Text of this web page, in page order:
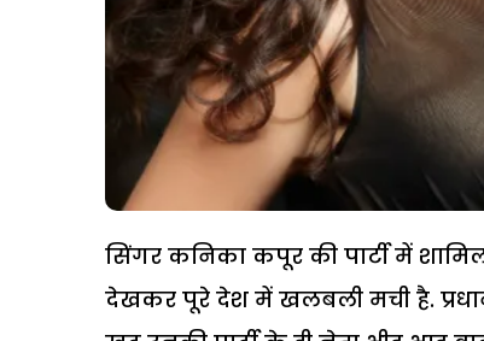
सिंगर कनिका कपूर की पार्टी में
देखकर पूरे देश में खलबली मची है.